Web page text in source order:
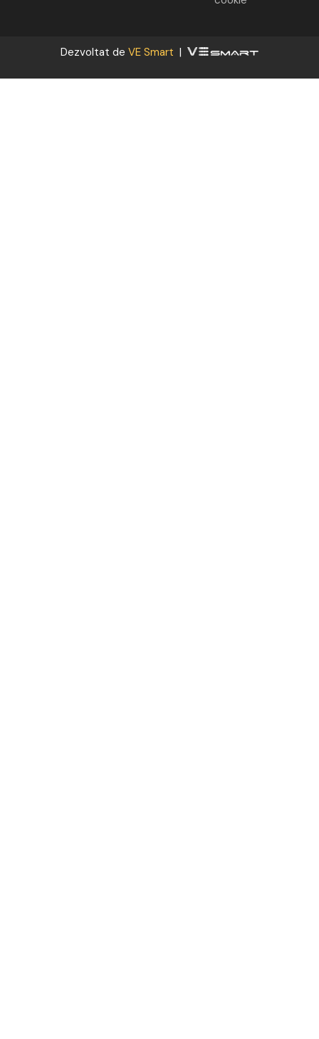
Dezvoltat de VE Smart |